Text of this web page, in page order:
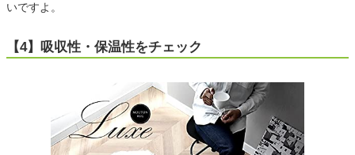
いですよ。
【4】吸収性・保温性をチェック